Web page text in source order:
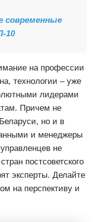
современные
10
на профессии
технологии – уже
лидерами
Причем не
но и в
и менеджеры
не
постсоветского
эксперты. Делайте
на перспективу и